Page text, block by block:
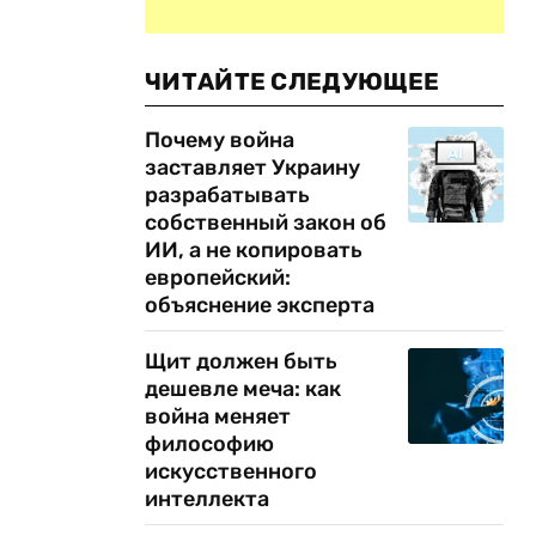
ЧИТАЙТЕ СЛЕДУЮЩЕЕ
Почему война
заставляет Украину
разрабатывать
собственный закон об
ИИ, а не копировать
европейский:
объяснение эксперта
Щит должен быть
дешевле меча: как
война меняет
философию
искусственного
интеллекта